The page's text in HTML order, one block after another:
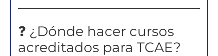
❓ ¿Dónde hacer cursos
acreditados para TCAE?